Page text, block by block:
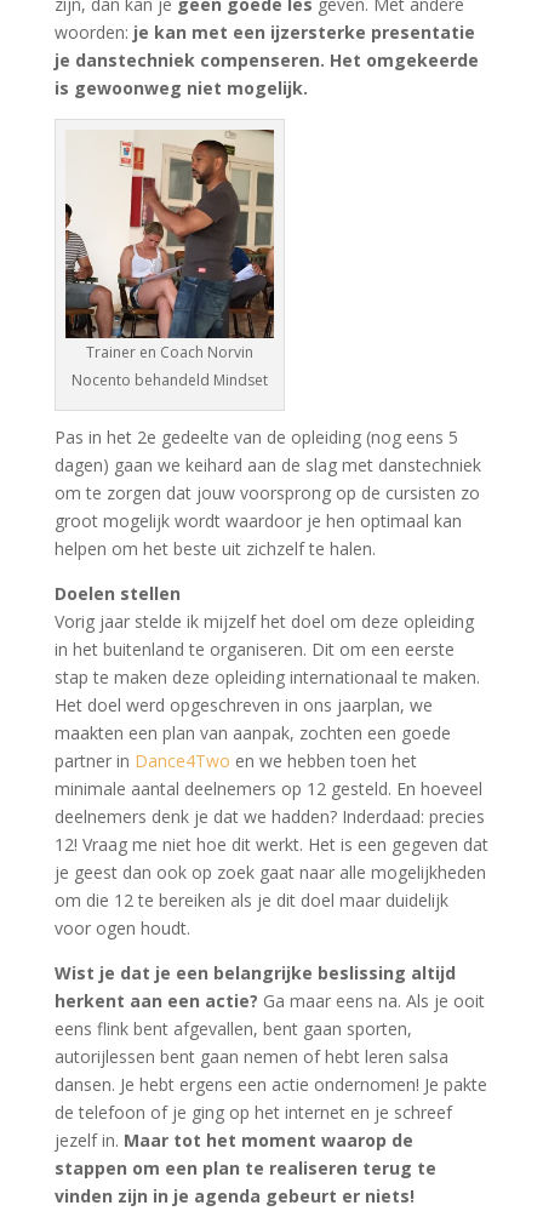
woorden: je kan met een ijzersterke presentatie
je danstechniek compenseren. Het omgekeerde
is gewoonweg niet mogelijk.
Trainer en Coach Norvin
Nocento behandeld Mindset
Pas in het 2e gedeelte van de opleiding (nog eens 5
dagen) gaan we keihard aan de slag met danstechniek
om te zorgen dat jouw voorsprong op de cursisten zo
groot mogelijk wordt waardoor je hen optimaal kan
helpen om het beste uit zichzelf te halen.
Doelen stellen
Vorig jaar stelde ik mijzelfhet doel om deze opleiding
in het buitenland te organiseren. Dit om een eerste
stap te maken deze opleiding internationaal te maken.
Het doel werd opgeschreven in ons jaarplan, we
maakten een plan van aanpak, zochten een goede
partner in Dance4Two en we hebben toen het
minimale aantal deelnemers op 12 gesteld. En hoeveel
deelnemers denk je dat we hadden? Inderdaad: precies
12! Vraag me niet hoe dit werkt. Het is een gegeven dat
je geest dan ook op zoek gaat naar alle mogelijkheden
om die 12 te bereiken als je dit doel maar duidelijk
voor ogen houdt.
Wist je dat je een belangrijke beslissing altijd
herkent aan een actie? Ga maar eens na. Als je ooit
eens flink bent afgevallen, bent gaan sporten,
autorijlessen bent gaan nemen of hebt leren salsa
dansen. Je hebt ergens een actie ondernomen! Je pakte
de telefoon of je ging op het internet en je schreef
jezelf in. Maar tot het moment waarop de
stappen om een plan te realiseren terug te
vinden zijn in je agenda gebeurt er niets!